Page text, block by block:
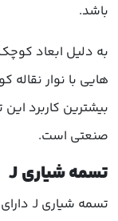
باشد.
هایی با نوار
بیشترین کاربرد
صنعتی است.
تسمه شیاری J